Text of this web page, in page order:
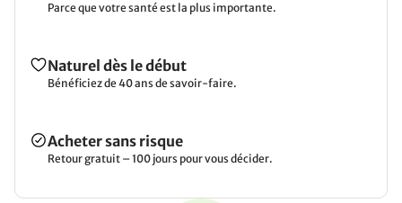
Parce que votre santé est la plus importante.
Naturel dès le début
Bénéficiez de 40 ans de savoir-faire.
Acheter sans risque
Retour gratuit – 100 jours pour vous décider.